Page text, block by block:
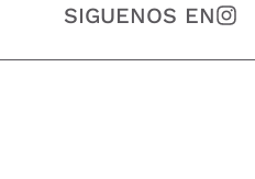
SIGUENOS EN